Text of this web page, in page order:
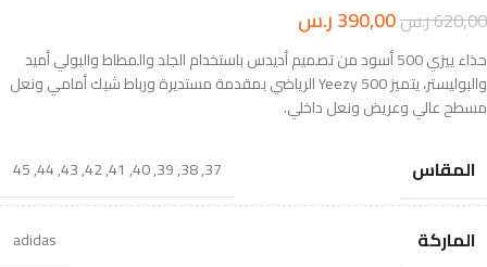
620,00ر.س390,00ر.س
حذاء ييزي 500 أسود من تصميم أديدس باستخدام الجلد والمطاط والبولي أميد
والبوليستر، يتميز Yeezy 500 الرياضي بمقدمة مستديرة ورباط شيك أمامي ونعل
مسطح عالي وعريض ونعل داخلي.
المقاس 37
,
38
,
39
,
40
,
41
,
42
,
43
,
44
,
45
الماركة adidas